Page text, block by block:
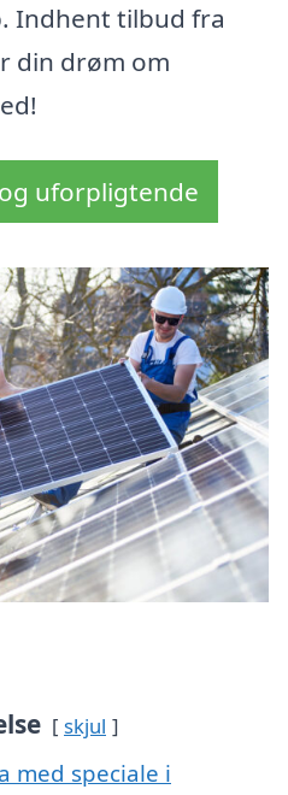
Indhent tilbud fra
din drøm om
uforpligtende
skjul
med speciale i